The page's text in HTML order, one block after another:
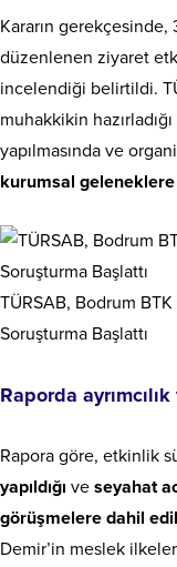
Kararın gerekçesinde,
düzenlenen ziyaret
incelendiği belirtildi.
muhakkikin
yapılmasında ve
kurumsal geleneklere
TÜRSAB, Bodrum
Soruşturma Başlattı
Raporda
Rapora göre, etkinlik
yapıldığı ve seyahat
görüşmelere dahil
Demir’in meslek